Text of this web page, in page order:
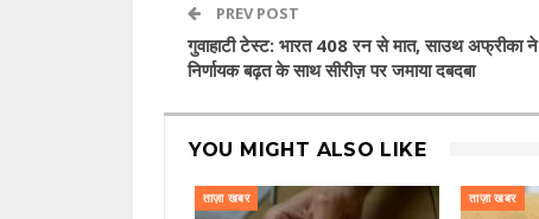
PREV POST
गुवाहाटी टेस्ट: भारत 408 रन से मात, साउथ अफ्रीका ने
निर्णायक बढ़त के साथ सीरीज़ पर जमाया दबदबा
YOU MIGHT ALSO LIKE
ताज़ा खबर ताज़ा खबर